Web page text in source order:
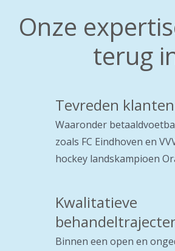
Onze
terug
Tevreden klanten
Waaronder
zoals FC Eindhoven en
hockey landskampioen
Kwalitatieve
Binnen een open en